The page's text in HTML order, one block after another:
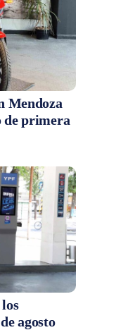
Mendoza
de primera
agosto